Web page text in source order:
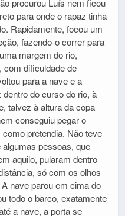
procurou Luís nem ficou
para onde o rapaz tinha
Rapidamente, focou um
fazendo-o correr para
margem do rio,
com dificuldade de
para a nave e a
do curso do rio, à
talvez à altura da copa
conseguiu pegar o
pretendia. Não teve
algumas pessoas, que
aquilo, pularam dentro
só com os olhos
nave parou em cima do
todo o barco, exatamente
a nave, a porta se